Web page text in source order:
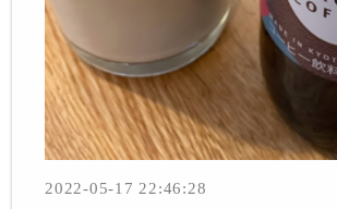
2022-05-17 22:46:28